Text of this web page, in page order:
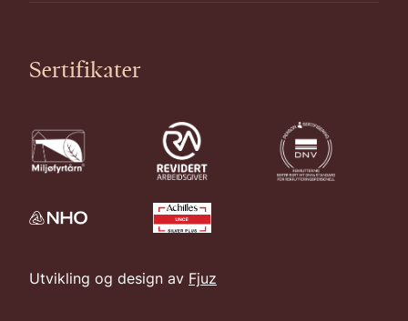
Sertifikater
Utvikling og design av Fjuz